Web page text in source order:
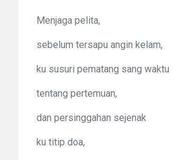
Menjaga pelita,
sebelum tersapu angin kelam,
ku susuri pematang sang waktu
tentang pertemuan,
dan persinggahan sejenak
ku titip doa,